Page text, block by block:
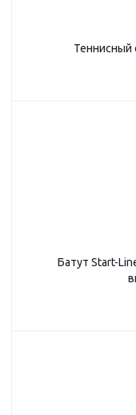
Теннисный
Батут Start-